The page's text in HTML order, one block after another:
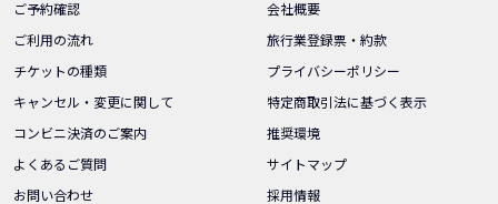
ご予約確認
ご利用の流れ
チケットの種類
キャンセル・変更に関して
コンビニ決済のご案内
よくあるご質問
お問い合わせ
会社概要
旅行業登録票・約款
プライバシーポリシー
特定商取引法に基づく表示
推奨環境
サイトマップ
採用情報